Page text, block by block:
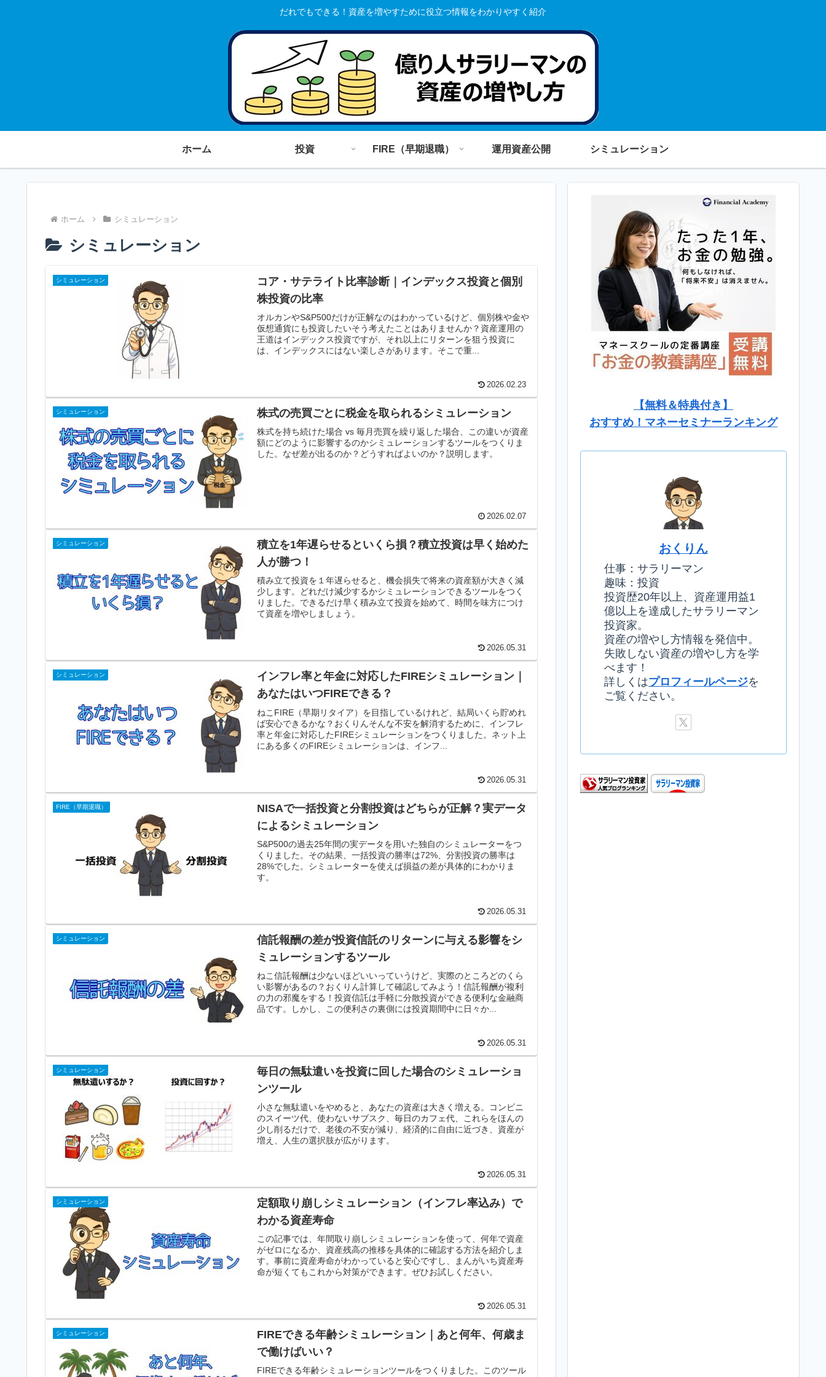
だれでもできる！資産を増やすために役立つ情報をわかりやすく紹介
ホーム 投資 FIRE（早期退職） 運用資産公開 シミュレーション
ホーム シミュレーション
シミュレーション
シミュレーション
コア・サテライト比率診断｜インデックス投資と個別
株投資の比率
オルカンやS&P500だけが正解なのはわかっているけど、個別株や金や
仮想通貨にも投資したいそう考えたことはありませんか？資産運用の
王道はインデックス投資ですが、それ以上にリターンを狙う投資に
は、インデックスにはない楽しさがあります。そこで重...
2026.02.23
シミュレーション 株式の売買ごとに税金を取られるシミュレーション
株式を持ち続けた場合 vs 毎月売買を繰り返した場合、この違いが資産
額にどのように影響するのかシミュレーションするツールをつくりま
した。なぜ差が出るのか？どうすればよいのか？説明します。
2026.02.07
シミュレーション
積立を1年遅らせるといくら損？積立投資は早く始めた
人が勝つ！
積み立て投資を１年遅らせると、機会損失で将来の資産額が大きく減
少します。どれだけ減少するかシミュレーションできるツールをつく
りました。できるだけ早く積み立て投資を始めて、時間を味方につけ
て資産を増やしましょう。
2026.05.31
シミュレーション
インフレ率と年金に対応したFIREシミュレーション｜
あなたはいつFIREできる？
ねこFIRE（早期リタイア）を目指しているけれど、結局いくら貯めれ
ば安心できるかな？おくりんそんな不安を解消するために、インフレ
率と年金に対応したFIREシミュレーションをつくりました。ネット上
にある多くのFIREシミュレーションは、インフ...
2026.05.31
FIRE（早期退職）
NISAで一括投資と分割投資はどちらが正解？実データ
によるシミュレーション
S&P500の過去25年間の実データを用いた独自のシミュレーターをつ
くりました。その結果、一括投資の勝率は72%、分割投資の勝率は
28%でした。シミュレーターを使えば損益の差が具体的にわかりま
す。
2026.05.31
シミュレーション
信託報酬の差が投資信託のリターンに与える影響をシ
ミュレーションするツール
ねこ信託報酬は少ないほどいいっていうけど、実際のところどのくら
い影響があるの？おくりん計算して確認してみよう！信託報酬が複利
の力の邪魔をする！投資信託は手軽に分散投資ができる便利な金融商
品です。しかし、この便利さの裏側には投資期間中に日々か...
2026.05.31
シミュレーション
毎日の無駄遣いを投資に回した場合のシミュレーショ
ンツール
小さな無駄遣いをやめると、あなたの資産は大きく増える。コンビニ
のスイーツ代、使わないサブスク、毎日のカフェ代、これらをほんの
少し削るだけで、老後の不安が減り、経済的に自由に近づき、資産が
増え、人生の選択肢が広がります。
2026.05.31
シミュレーション
定額取り崩しシミュレーション（インフレ率込み）で
わかる資産寿命
この記事では、年間取り崩しシミュレーションを使って、何年で資産
がゼロになるか、資産残高の推移を具体的に確認する方法を紹介しま
す。事前に資産寿命がわかっていると安心ですし、まんがいち資産寿
命が短くてもこれから対策ができます。ぜひお試しください。
2026.05.31
シミュレーション
FIREできる年齢シミュレーション｜あと何年、何歳ま
で働けばいい？
FIREできる年齢シミュレーションツールをつくりました。このツール
【無料＆特典付き】
おすすめ！マネーセミナーランキング
おくりん
仕事：サラリーマン
趣味：投資
投資歴20年以上、資産運用益1
億以上を達成したサラリーマン
投資家。
資産の増やし方情報を発信中。
失敗しない資産の増やし方を学
べます！
詳しくはプロフィールページを
ご覧ください。